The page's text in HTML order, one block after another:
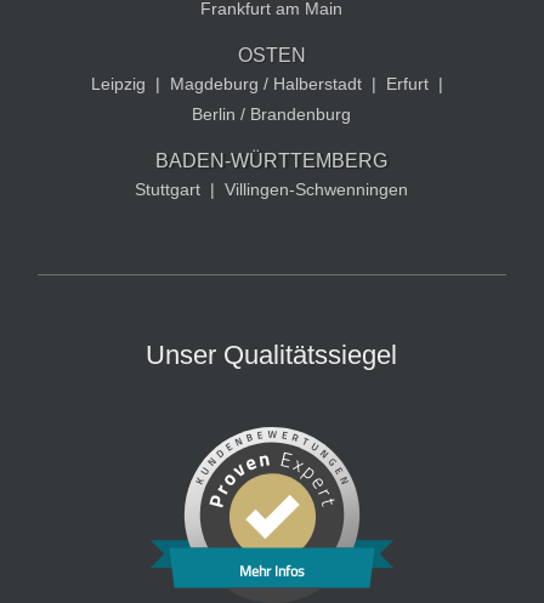
Frankfurt am Main
OSTEN
Leipzig | Magdeburg / Halberstadt | Erfurt |
Berlin / Brandenburg
BADEN-WÜRTTEMBERG
Stuttgart | Villingen-Schwenningen
Unser Qualitätssiegel
Mehr Infos